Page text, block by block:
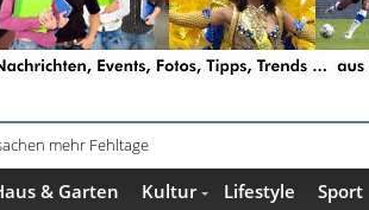
mehr Fehltage
& Garten Kultur Lifestyle Sport